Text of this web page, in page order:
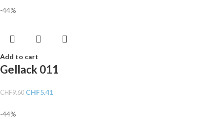
-44%
Add to cart
Gellack 011
CHF9.60 CHF5.41
-44%